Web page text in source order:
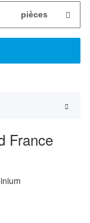
pièces
France